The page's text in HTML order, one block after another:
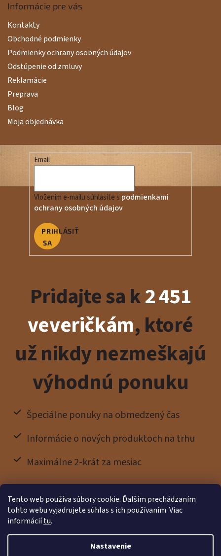
Tento web používa súbory cookie. Ďalším prechádzaním
tohto webu vyjadrujete súhlas s ich používaním. Viac
informáciítu.
Nastavenie
Informácie pre vás
Kontakty
Obchodné podmienky
Podmienky ochrany osobných údajov
Odstúpenie od zmluvy
Reklamácie
Preprava
Blog
Moja objednávka
Email
Vložením e-mailu súhlasíte s podmienkami
ochrany osobných údajov
PRIHLÁSIŤ
SA
Pridajte sa k2 451
veveričkám, ktoré
už nikdy nezmeškajú
výhodnú ponuku
Špeciálne ponuky na obmedzený čas
Informácie o nových produktoch na trhu
Maximálne 2-krát za mesiac